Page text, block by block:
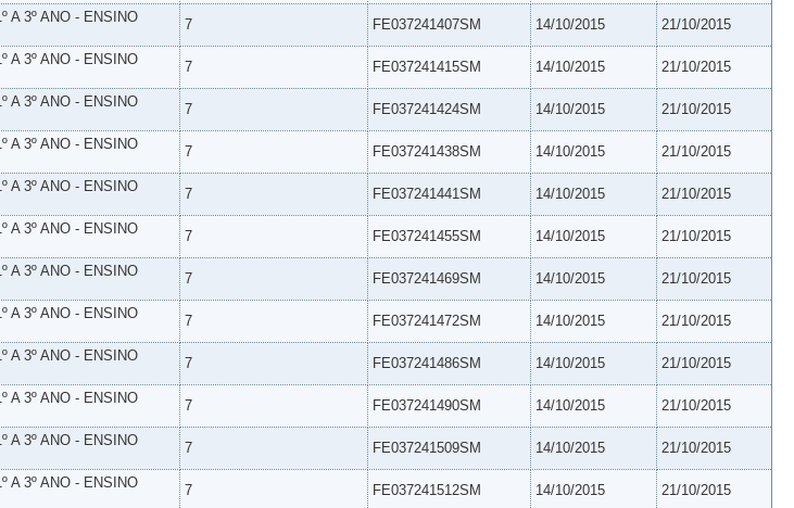
A 3º ANO - ENSINO
7 FE037241407SM 14/10/2015 21/10/2015
A 3º ANO - ENSINO
7 FE037241415SM 14/10/2015 21/10/2015
A 3º ANO - ENSINO
7 FE037241424SM 14/10/2015 21/10/2015
A 3º ANO - ENSINO
7 FE037241438SM 14/10/2015 21/10/2015
A 3º ANO - ENSINO
7 FE037241441SM 14/10/2015 21/10/2015
A 3º ANO - ENSINO
7 FE037241455SM 14/10/2015 21/10/2015
A 3º ANO - ENSINO
7 FE037241469SM 14/10/2015 21/10/2015
A 3º ANO - ENSINO
7 FE037241472SM 14/10/2015 21/10/2015
A 3º ANO - ENSINO
7 FE037241486SM 14/10/2015 21/10/2015
A 3º ANO - ENSINO
7 FE037241490SM 14/10/2015 21/10/2015
A 3º ANO - ENSINO
7 FE037241509SM 14/10/2015 21/10/2015
A 3º ANO - ENSINO
7 FE037241512SM 14/10/2015 21/10/2015